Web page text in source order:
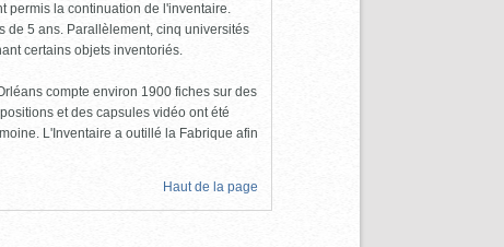
permis la continuation de l'inventaire.
de 5 ans. Parallèlement, cinq universités
certains objets inventoriés.
compte environ 1900 fiches sur des
et des capsules vidéo ont été
L'Inventaire a outillé la Fabrique afin
Haut de la page